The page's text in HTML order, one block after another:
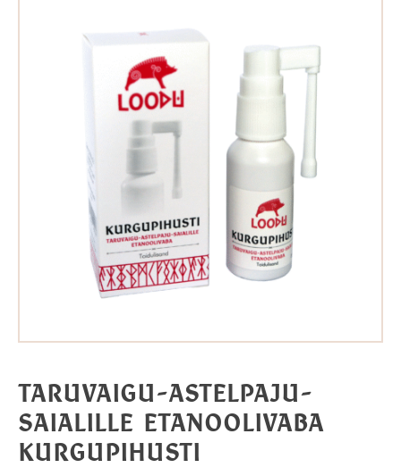
TARUVAIGU-ASTELPAJU-
SAIALILLE ETANOOLIVABA
KURGUPIHUSTI